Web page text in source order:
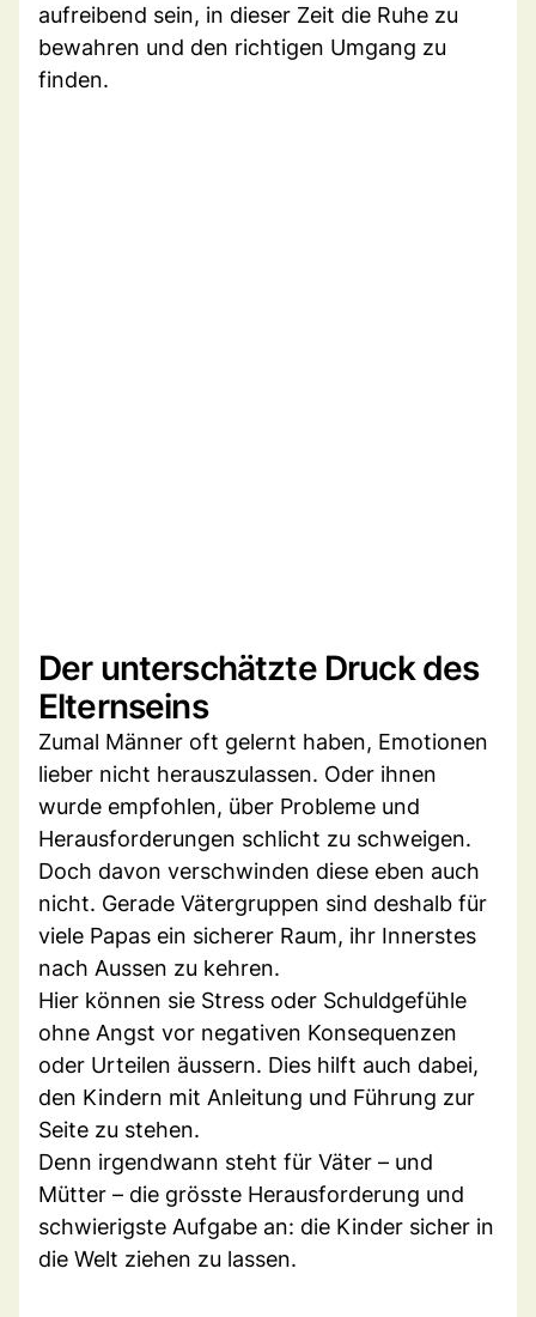
aufreibend sein, in dieser Zeit die Ruhe zu
bewahren und den richtigen Umgang zu
finden.
Der unterschätzte Druck des
Elternseins
Zumal Männer oft gelernt haben, Emotionen
lieber nicht herauszulassen. Oder ihnen
wurde empfohlen, über Probleme und
Herausforderungen schlicht zu schweigen.
Doch davon verschwinden diese eben auch
nicht. Gerade Vätergruppen sind deshalb für
viele Papas ein sicherer Raum, ihr Innerstes
nach Aussen zu kehren.
Hier können sie Stress oder Schuldgefühle
ohne Angst vor negativen Konsequenzen
oder Urteilen äussern. Dies hilft auch dabei,
den Kindern mit Anleitung und Führung zur
Seite zu stehen.
Denn irgendwann steht für Väter – und
Mütter – die grösste Herausforderung und
schwierigste Aufgabe an: die Kinder sicher in
die Welt ziehen zu lassen.